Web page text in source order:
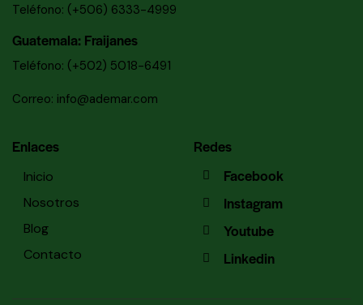
Teléfono: (+506) 6333-4999
Guatemala: Fraijanes
Teléfono: (+502) 5018-6491
Correo: info@ademar.com
Enlaces
Inicio
Nosotros
Blog
Contacto
Redes
Facebook
Instagram
Youtube
Linkedin